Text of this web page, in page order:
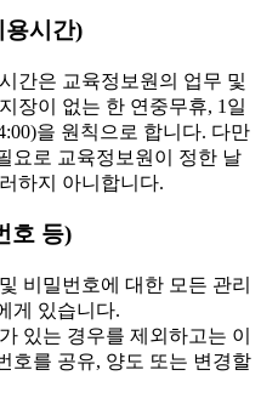
용시간)
간은 교육정보원의 업무 및
장이 없는 한 연중무휴, 1일
을 원칙으로 합니다. 다만
요로 교육정보원이 정한 날
하지 아니합니다.
호 등)
비밀번호에 대한 모든 관리
게 있습니다.
있는 경우를 제외하고는 이
호를 공유, 양도 또는 변경할